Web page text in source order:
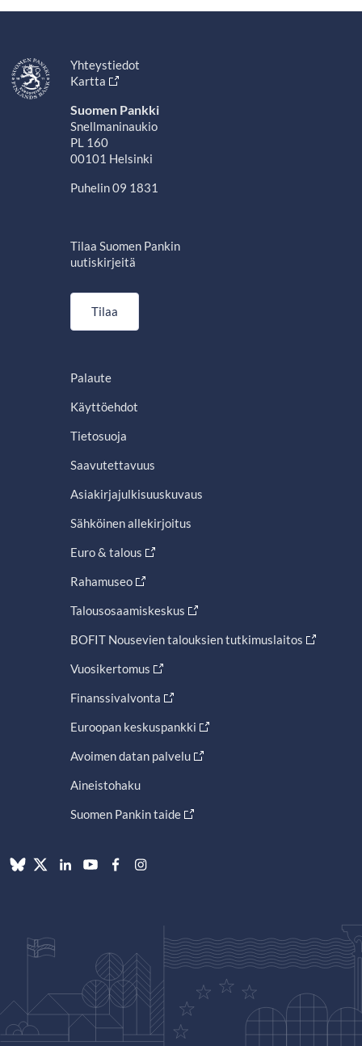
Yhteystiedot
Kartta
Suomen Pankki
Snellmaninaukio
PL 160
00101 Helsinki
Puhelin 09 1831
Tilaa Suomen Pankin
uutiskirjeitä
Tilaa
Palaute
Käyttöehdot
Tietosuoja
Saavutettavuus
Asiakirjajulkisuuskuvaus
Sähköinen allekirjoitus
Euro & talous
Rahamuseo
Talousosaamiskeskus
BOFIT Nousevien talouksien tutkimuslaitos
Vuosikertomus
Finanssivalvonta
Euroopan keskuspankki
Avoimen datan palvelu
Aineistohaku
Suomen Pankin taide